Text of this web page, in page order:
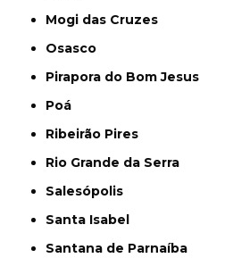
Mogi das Cruzes
Osasco
Pirapora do Bom Jesus
Poá
Ribeirão Pires
Rio Grande da Serra
Salesópolis
Santa Isabel
Santana de Parnaíba